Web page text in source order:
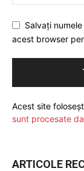
Salvați
acest browser
Acest site
sunt procesate
ARTICOLE